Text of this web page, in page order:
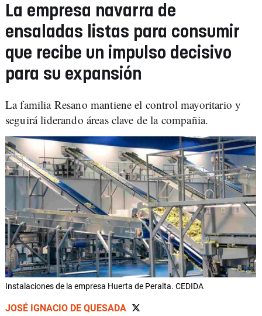
La empresa navarra de
ensaladas listas para consumir
que recibe un impulso decisivo
para su expansión
La familia Resano mantiene el control mayoritario y
seguirá liderando áreas clave de la compañia.
Instalaciones de la empresa Huerta de Peralta. CEDIDA
JOSÉ IGNACIO DE QUESADA